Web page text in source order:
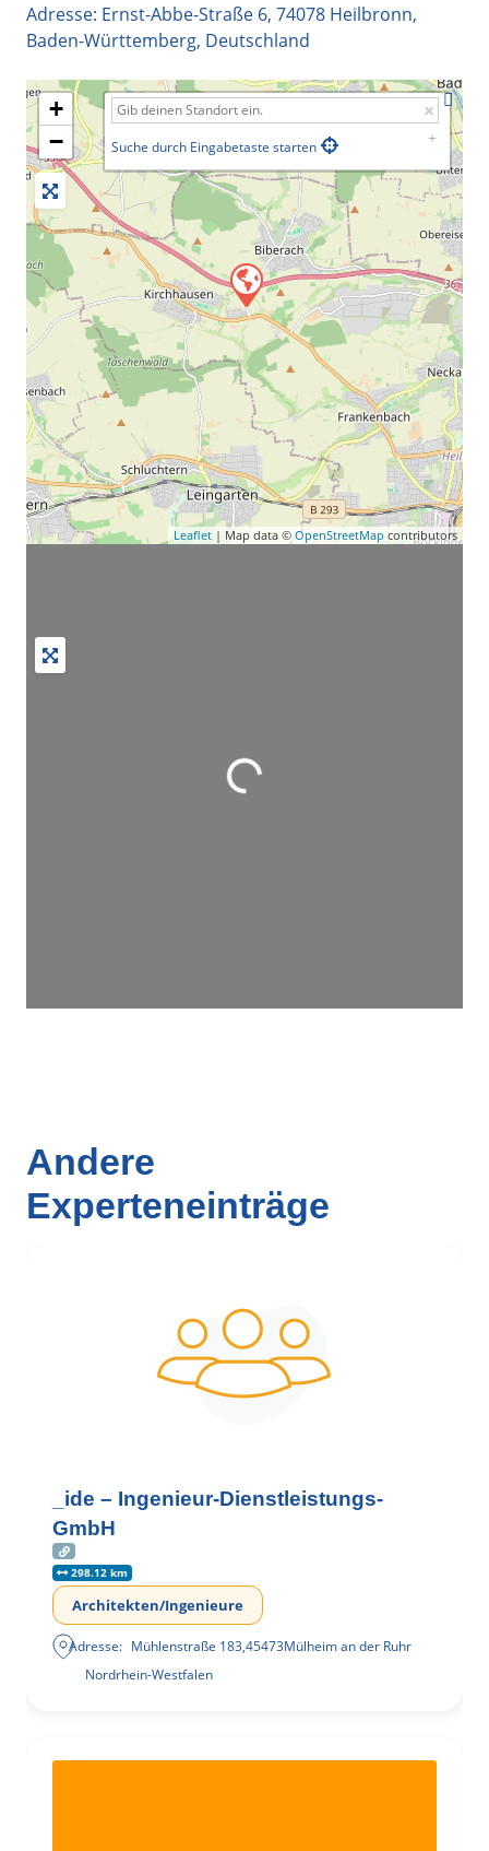
Adresse: Ernst-Abbe-Straße 6, 74078 Heilbronn,
Baden-Württemberg, Deutschland
+
−
Suche durch Eingabetaste starten
Leaflet | Map data © OpenStreetMap contributors
Wird geladen …
Andere
Experteneinträge
_ide – Ingenieur-Dienstleistungs-
GmbH
298.12 km
Architekten/Ingenieure
Adresse: Mühlenstraße 183,45473Mülheim an der Ruhr
Nordrhein-Westfalen